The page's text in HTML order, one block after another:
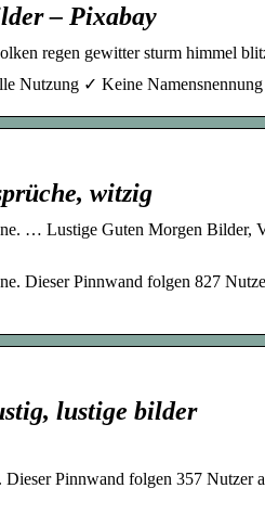
– Pixabay
regen gewitter sturm himmel
Nutzung ✓ Keine
witzig
… Lustige Guten Morgen Bilder,
Dieser Pinnwand folgen 827
lustige bilder
Pinnwand folgen 357 Nutzer